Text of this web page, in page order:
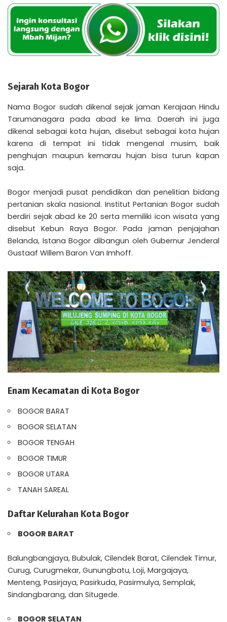
Sejarah Kota Bogor
Nama Bogor sudah dikenal sejak jaman Kerajaan Hindu
Tarumanagara pada abad ke lima. Daerah ini juga
dikenal sebagai kota hujan, disebut sebagai kota hujan
karena di tempat ini tidak mengenal musim, baik
penghujan maupun kemarau hujan bisa turun kapan
saja.
Bogor menjadi pusat pendidikan dan penelitian bidang
pertanian skala nasional. Institut Pertanian Bogor sudah
berdiri sejak abad ke 20 serta memiliki icon wisata yang
disebut Kebun Raya Bogor. Pada jaman penjajahan
Belanda, Istana Bogor dibangun oleh Gubernur Jenderal
Gustaaf Willem Baron Van Imhoff.
Enam Kecamatan di Kota Bogor
BOGOR BARAT
BOGOR SELATAN
BOGOR TENGAH
BOGOR TIMUR
BOGOR UTARA
TANAH SAREAL
Daftar Kelurahan Kota Bogor
BOGOR BARAT
Balungbangjaya, Bubulak, Cilendek Barat, Cilendek Timur,
Curug, Curugmekar, Gunungbatu, Loji, Margajaya,
Menteng, Pasirjaya, Pasirkuda, Pasirmulya, Semplak,
Sindangbarang, dan Situgede.
BOGOR SELATAN